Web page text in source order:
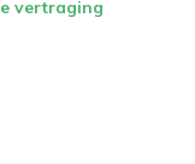
vertraging